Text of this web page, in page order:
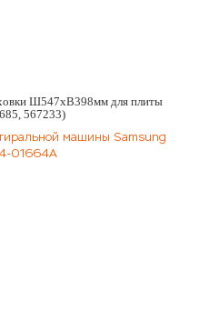
Ш547хВ398мм для плиты
567233)